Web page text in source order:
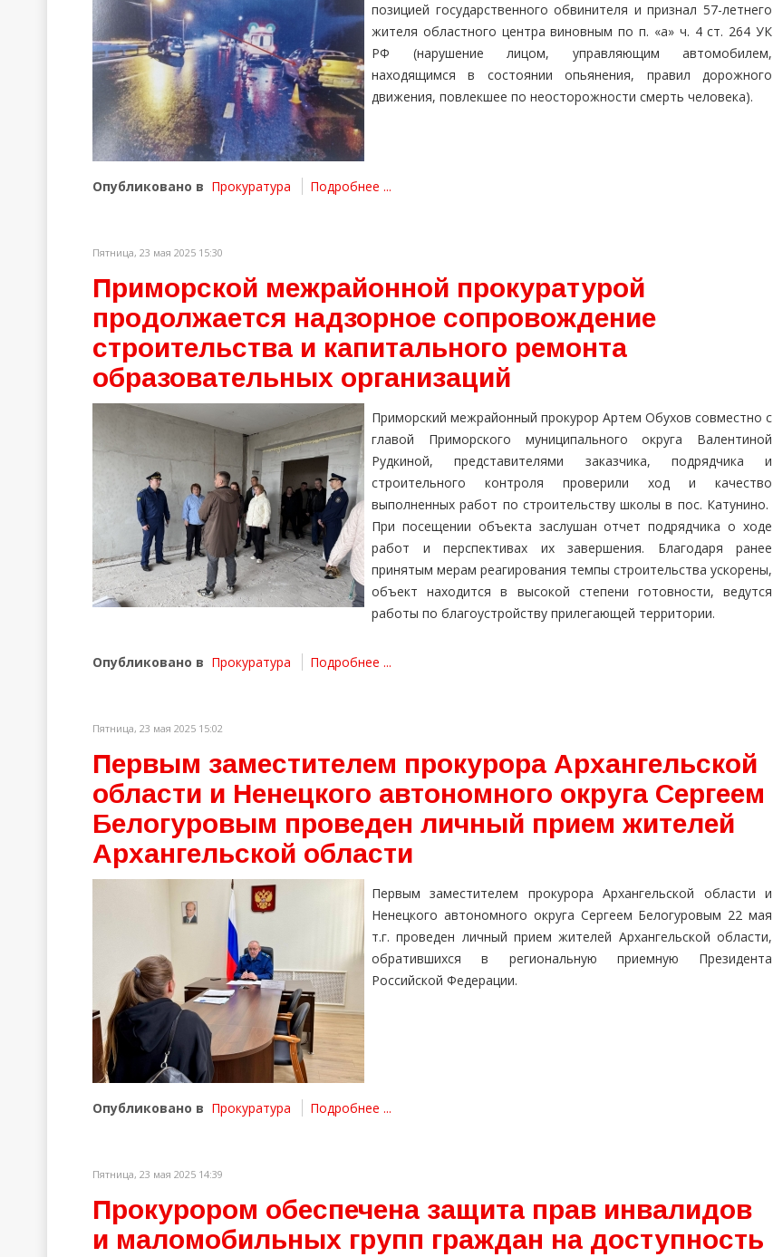
позицией государственного обвинителя и признал 57-летнего
жителя областного центра виновным по п. «а» ч. 4 ст. 264 УК
РФ (нарушение лицом, управляющим автомобилем,
находящимся в состоянии опьянения, правил дорожного
движения, повлекшее по неосторожности смерть человека).
Опубликовано в Прокуратура Подробнее ...
Пятница, 23 мая 2025 15:30
Приморской межрайонной прокуратурой
продолжается надзорное сопровождение
строительства и капитального ремонта
образовательных организаций
Приморский межрайонный прокурор Артем Обухов совместно с
главой Приморского муниципального округа Валентиной
Рудкиной, представителями заказчика, подрядчика и
строительного контроля проверили ход и качество
выполненных работ по строительству школы в пос. Катунино.
При посещении объекта заслушан отчет подрядчика о ходе
работ и перспективах их завершения. Благодаря ранее
принятым мерам реагирования темпы строительства ускорены,
объект находится в высокой степени готовности, ведутся
работы по благоустройству прилегающей территории.
Опубликовано в Прокуратура Подробнее ...
Пятница, 23 мая 2025 15:02
Первым заместителем прокурора Архангельской
области и Ненецкого автономного округа Сергеем
Белогуровым проведен личный прием жителей
Архангельской области
Первым заместителем прокурора Архангельской области и
Ненецкого автономного округа Сергеем Белогуровым 22 мая
т.г. проведен личный прием жителей Архангельской области,
обратившихся в региональную приемную Президента
Российской Федерации.
Опубликовано в Прокуратура Подробнее ...
Пятница, 23 мая 2025 14:39
Прокурором обеспечена защита прав инвалидов
и маломобильных групп граждан на доступность